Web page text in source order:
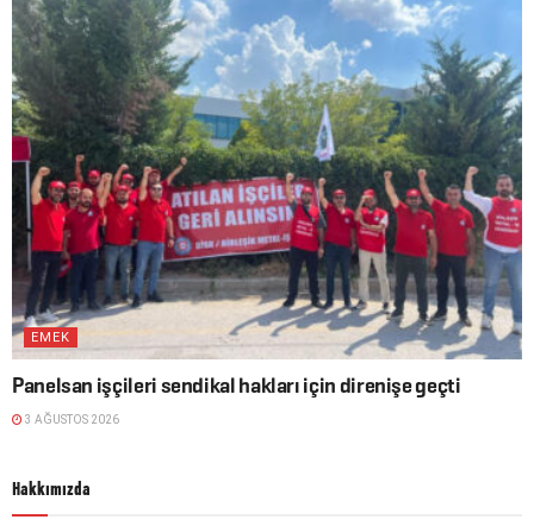
EMEK
Panelsan işçileri sendikal hakları için direnişe geçti
3 AĞUSTOS 2026
Hakkımızda